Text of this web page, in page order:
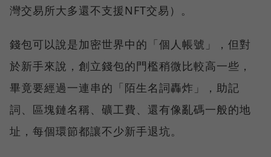
灣交易所大多還不支援NFT交易）。
錢包可以說是加密世界中的「個人帳號」，但對
於新手來說，創立錢包的門檻稍微比較高一些，
畢竟要經過一連串的「陌生名詞轟炸」，助記
詞、區塊鏈名稱、礦工費、還有像亂碼一般的地
址，每個環節都讓不少新手退坑。